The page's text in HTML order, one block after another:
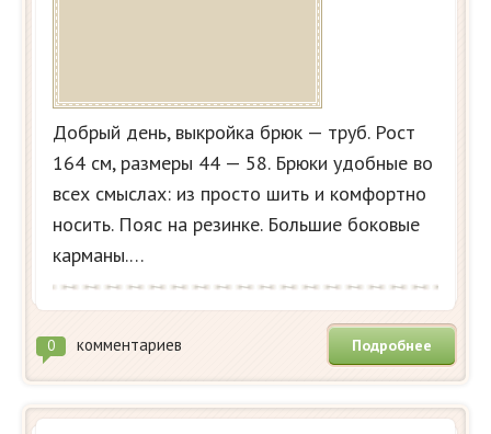
Добрый день, выкройка брюк — труб. Рост
164 см, размеры 44 — 58. Брюки удобные во
всех смыслах: из просто шить и комфортно
носить. Пояс на резинке. Большие боковые
карманы.…
0 комментариев Подробнее